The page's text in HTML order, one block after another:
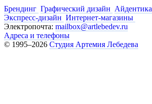
Брендинг Графический дизайн Айдентика
Экспресс-дизайн Интернет-магазины
Электропочта: mailbox@artlebedev.ru
Адреса и телефоны
© 1995–2026 Студия Артемия Лебедева